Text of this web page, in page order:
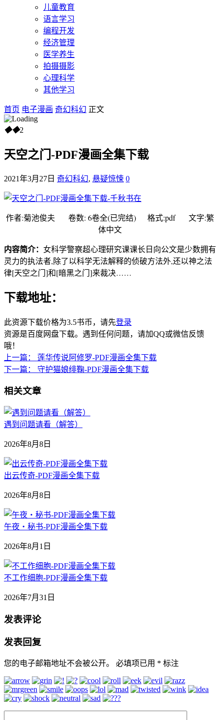
儿童教育
语言学习
编程开发
经济管理
医学养生
拍摄摄影
心理科学
其他学习
首页 电子漫画 奇幻科幻 正文
◆◆2
天空之门-PDF漫画全集下载
2021年3月27日 奇幻科幻, 悬疑惊悚 0
作者:菊池俊夫 卷数: 6卷全(已完结) 格式:pdf 文字:繁
体中文
内容简介： 女科学警察超心理研究课课长日向公文是少数拥有
灵力的执法者,除了以科学无法解释的侦破方法外,还以神之法
律[天空之门]和[暗黑之门]来裁决……
下载地址：
此资源下载价格为3.5书币，请先登录
资源是百度网盘下载。遇到任何问题，请加QQ或微信反馈
哦！
上一篇：
莲华传说阿修罗-PDF漫画全集下载
下一篇：
守护猫娘绯鞠-PDF漫画全集下载
相关文章
遇到问题请看（解答）
2026年8月8日
出云传奇-PDF漫画全集下载
2026年8月8日
午夜‧秘书-PDF漫画全集下载
2026年8月1日
不工作细胞-PDF漫画全集下载
2026年7月31日
发表评论
发表回复
您的电子邮箱地址不会被公开。 必填项已用 * 标注